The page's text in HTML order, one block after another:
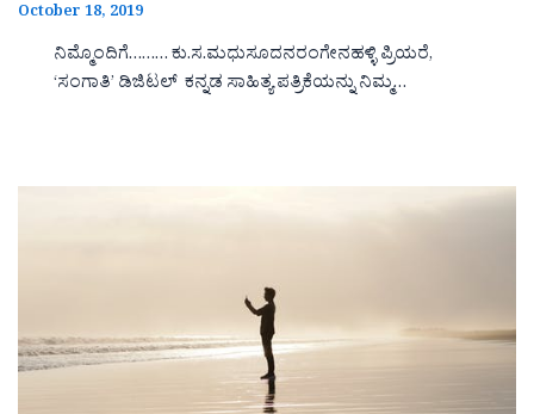
October 18, 2019
ನಿಮ್ಮೊಂದಿಗೆ……… ಕು.ಸ.ಮಧುಸೂದನರಂಗೇನಹಳ್ಳಿ ಪ್ರಿಯರೆ,
‘ಸಂಗಾತಿ’ ಡಿಜಿಟಲ್ ಕನ್ನಡ ಸಾಹಿತ್ಯ ಪತ್ರಿಕೆಯನ್ನು ನಿಮ್ಮ…